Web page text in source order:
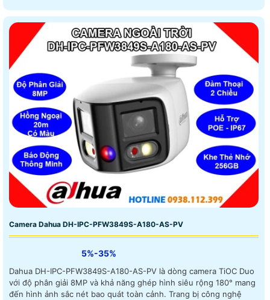
Camera Dahua DH-IPC-PFW3849S-A180-AS-PV
5%-35%
Dahua DH-IPC-PFW3849S-A180-AS-PV là dòng camera TiOC Duo
với độ phân giải 8MP và khả năng ghép hình siêu rộng 180° mang
đến hình ảnh sắc nét bao quát toàn cảnh. Trang bị công nghệ